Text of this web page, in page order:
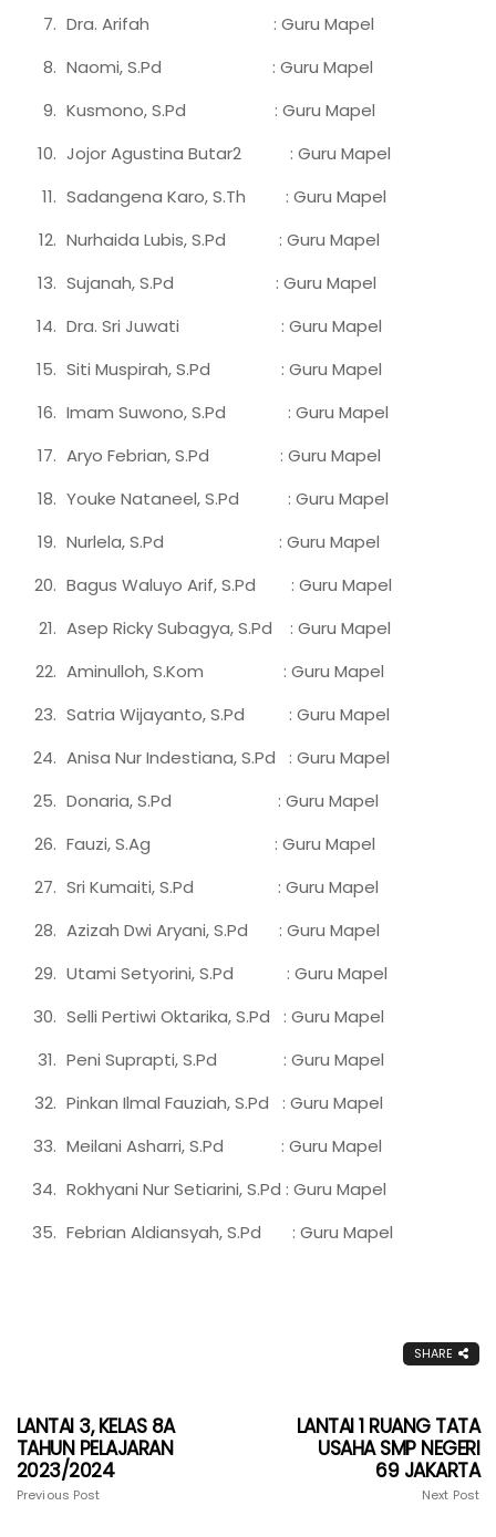
Dra. Arifah : Guru Mapel
Naomi, S.Pd : Guru Mapel
Kusmono, S.Pd : Guru Mapel
Jojor Agustina Butar2 : Guru Mapel
Sadangena Karo, S.Th : Guru Mapel
Nurhaida Lubis, S.Pd : Guru Mapel
Sujanah, S.Pd : Guru Mapel
Dra. Sri Juwati : Guru Mapel
Siti Muspirah, S.Pd : Guru Mapel
Imam Suwono, S.Pd : Guru Mapel
Aryo Febrian, S.Pd : Guru Mapel
Youke Nataneel, S.Pd : Guru Mapel
Nurlela, S.Pd : Guru Mapel
Bagus Waluyo Arif, S.Pd : Guru Mapel
Asep Ricky Subagya, S.Pd : Guru Mapel
Aminulloh, S.Kom : Guru Mapel
Satria Wijayanto, S.Pd : Guru Mapel
Anisa Nur Indestiana, S.Pd : Guru Mapel
Donaria, S.Pd : Guru Mapel
Fauzi, S.Ag : Guru Mapel
Sri Kumaiti, S.Pd : Guru Mapel
Azizah Dwi Aryani, S.Pd : Guru Mapel
Utami Setyorini, S.Pd : Guru Mapel
Selli Pertiwi Oktarika, S.Pd : Guru Mapel
Peni Suprapti, S.Pd : Guru Mapel
Pinkan Ilmal Fauziah, S.Pd : Guru Mapel
Meilani Asharri, S.Pd : Guru Mapel
Rokhyani Nur Setiarini, S.Pd : Guru Mapel
Febrian Aldiansyah, S.Pd : Guru Mapel
SHARE
LANTAI 3, KELAS 8A
TAHUN PELAJARAN
2023/2024
Previous Post
LANTAI 1 RUANG TATA
USAHA SMP NEGERI
69 JAKARTA
Next Post